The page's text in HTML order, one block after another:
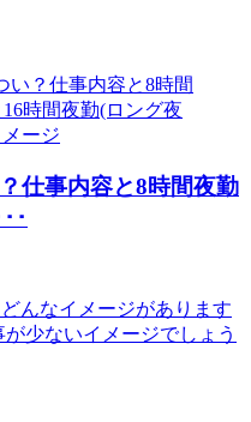
仕事内容と8時間夜勤
･
んなイメージがあります
少ないイメージでしょう